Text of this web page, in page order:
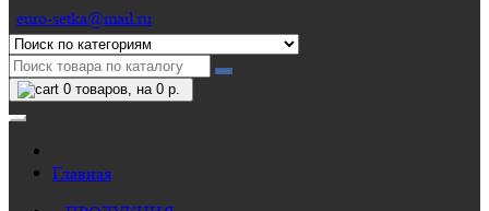
euro-setka@mail.ru
0 товаров, на 0 р.
Главная